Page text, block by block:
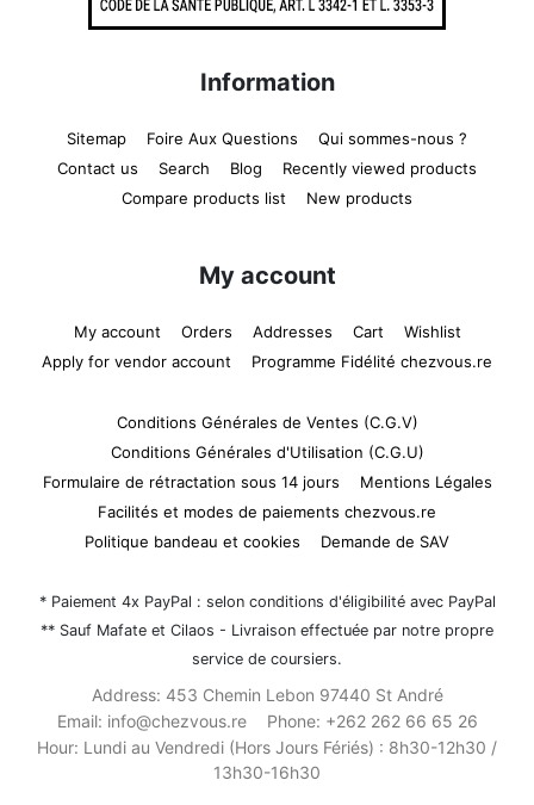
Information
Sitemap Foire Aux Questions
Qui sommes-nous ?
Contact us
Search Blog
Recently viewed products
Compare products list
New products
My account
My account Orders Addresses Cart
Wishlist
Apply for vendor account
Programme Fidélité chezvous.re
Conditions Générales de Ventes (C.G.V)
Conditions Générales d'Utilisation (C.G.U)
Formulaire de rétractation sous 14 jours
Mentions Légales
Facilités et modes de paiements chezvous.re
Politique bandeau et cookies
Demande de SAV
* Paiement 4x PayPal : selon conditions d'éligibilité avec PayPal
** Sauf Mafate et Cilaos - Livraison effectuée par notre propre
service de coursiers.
Address: 453 Chemin Lebon 97440 St André
Email: info@chezvous.re Phone: +262 262 66 65 26
Hour: Lundi au Vendredi (Hors Jours Fériés) : 8h30-12h30 /
13h30-16h30